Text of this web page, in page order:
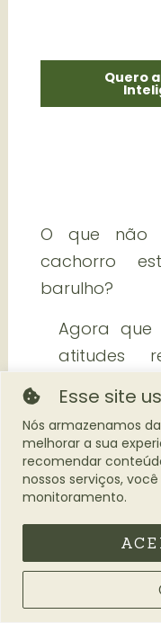
Esse site
Nós armazenamos
melhorar a sua
recomendar
nossos serviços,
monitoramento.
Quero
O que não
cachorro
barulho?
Agora
atitudes
barulho,
importante
deve
Algumas
das
medo e